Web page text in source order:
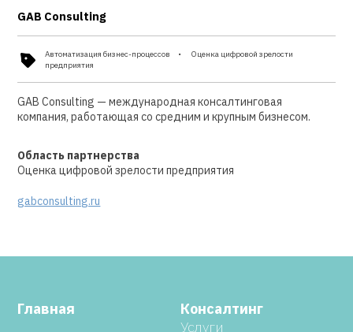
GAB Consulting
Автоматизация бизнес-процессов
Оценка цифровой зрелости
предприятия
GAB Consulting — международная консалтинговая
компания, работающая со средним и крупным бизнесом.
Область партнерства
Оценка цифровой зрелости предприятия
gabconsulting.ru
Главная
Консалтинг
Услуги